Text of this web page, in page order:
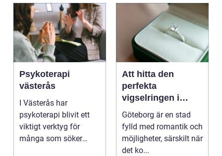
Psykoterapi
västerås
I Västerås har
psykoterapi blivit ett
viktigt verktyg för
många som söker
Att hitta den
perfekta
vigselringen i
Göteborg
Göteborg är en stad
fylld med romantik och
möjligheter, särskilt när
det ko...